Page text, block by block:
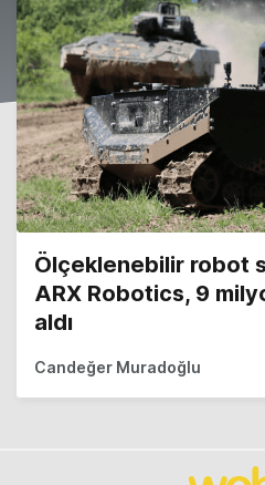
Ölçeklenebilir robot
ARX Robotics, 9
aldı
Candeğer Muradoğlu